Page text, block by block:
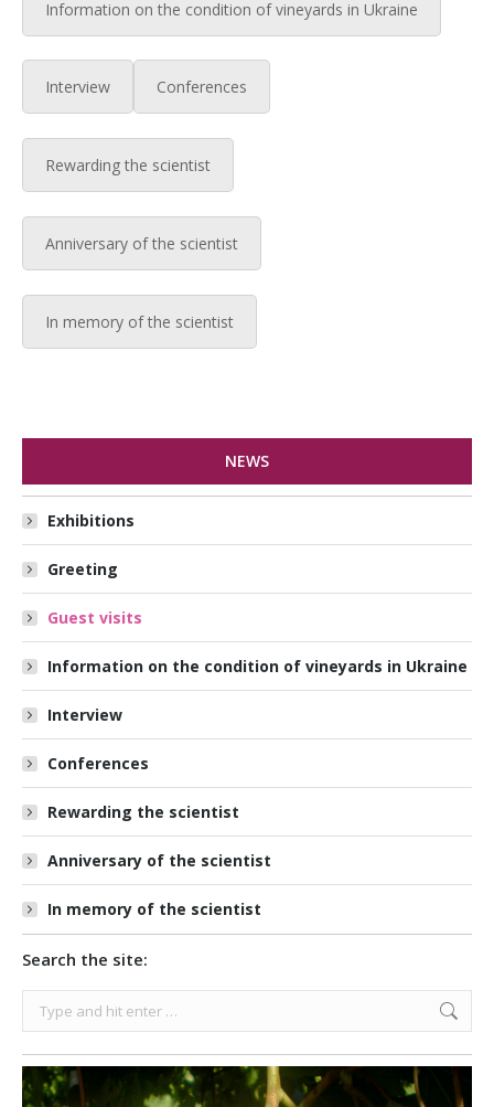
Information on the condition of vineyards in Ukraine
Interview Conferences
Rewarding the scientist
Anniversary of the scientist
In memory of the scientist
NEWS
Exhibitions
Greeting
Guest visits
Information on the condition of vineyards in Ukraine
Interview
Conferences
Rewarding the scientist
Anniversary of the scientist
In memory of the scientist
Search the site:
Search: